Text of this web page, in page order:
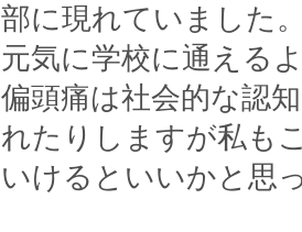
部に現れていました
元気に学校に通える
偏頭痛は社会的な認
れたりしますが私も
いけるといいかと思